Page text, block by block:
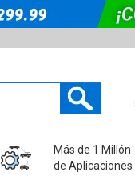
Más de 1 Millón
de Aplicaciones